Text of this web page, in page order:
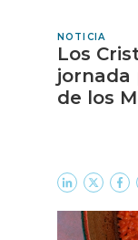
NOTICIA
Los
jornada
de los